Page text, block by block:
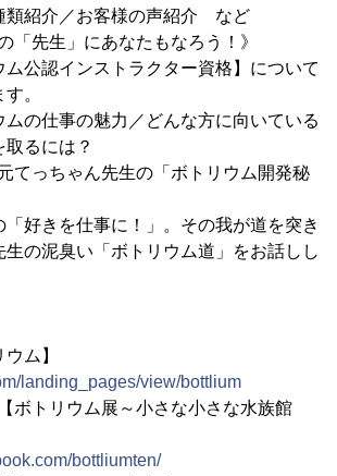
類紹介／お客様の声紹介 など
「先生」にあなたもなろう！》
認インストラクター資格】について
。
事の魅力／どんな方に向いている
るには？
てっちゃん先生の「ボトリウム開発秘
きを仕事に！」。その我が道を突き
の泥臭い「ボトリウム道」をお話しし
ム】
landing_pages/view/bottlium
ボトリウム展～小さな小さな水族館
bottliumten/